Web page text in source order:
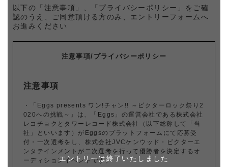
以下の「注意事項」、「プライバシーポリシー」をご確
認のうえ、
ご同意頂ける方のみ、エントリーフォームへ
お進みください
注意事項/プライバシーポリシー
注意事項
・「Eggs presents ワン!チャン!! ～ビクターロック祭り2
020への挑戦～」は、「Eggs」の運営会社である株式会社
レコチョクとタワーレコード株式会社（以下総称して「当
社」といいます）がEggsのプラットフォームにて応募受
付・一次選考をし、株式会社JVCケンウッド・ビクターエ
ンタテインメントが二次選考を行って優勝者を決定するオ
ーディションイベントです。
エントリーは終了いたしました